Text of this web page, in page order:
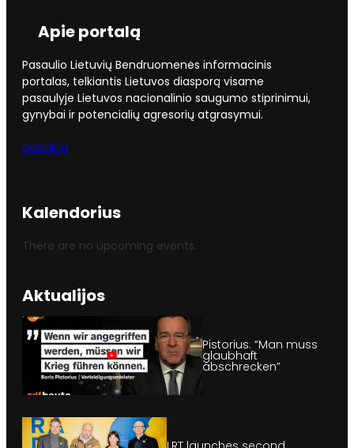
Apie portalą
Pasaulio Lietuvių Bendruomenės informacinis
portalas, telkiantis Lietuvos diasporą visame
pasaulyje Lietuvos nacionalinio saugumo stiprinimui,
gynybai ir potencialių agresorių atgrasymui.
Daugiau
Kalendorius
There are no upcoming events.
Aktualijos
Pistorius: “Man muss
glaubhaft
abschrecken”